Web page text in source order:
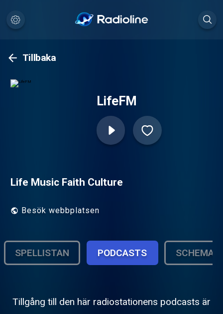
Tillbaka
LifeFM
Life Music Faith Culture
Besök webbplatsen
SPELLISTAN PODCASTS SCHEMA
Tillgång till den här radiostationens podcasts är